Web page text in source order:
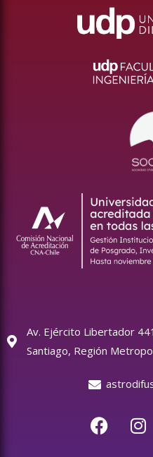
Av. Ejército Libertador
Santiago, Región